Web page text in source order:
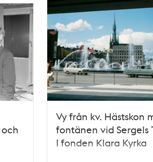
Vy från kv. Hästskon
fontänen vid Sergels
I fonden Klara Kyrka